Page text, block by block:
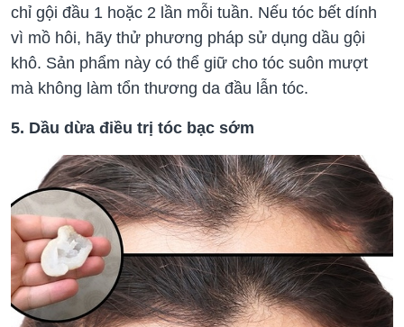
chỉ gội đầu 1 hoặc 2 lần mỗi tuần. Nếu tóc bết dính
vì mồ hôi, hãy thử phương pháp sử dụng dầu gội
khô. Sản phẩm này có thể giữ cho tóc suôn mượt
mà không làm tổn thương da đầu lẫn tóc.
5. Dầu dừa điều trị tóc bạc sớm